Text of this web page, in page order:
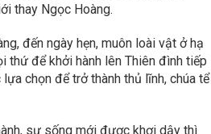
thay Ngọc Hoàng.
đến ngày hẹn, muôn loài vật ở hạ
thứ để khởi hành lên Thiên đình tiếp
chọn để trở thành thủ lĩnh, chúa tể
sự sống mới được khơi dậy thì